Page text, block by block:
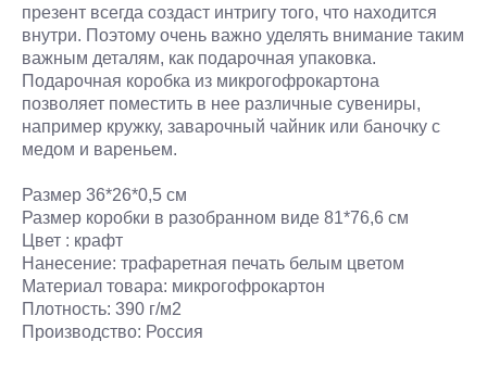
презент всегда создаст интригу того, что находится
внутри. Поэтому очень важно уделять внимание таким
важным деталям, как подарочная упаковка.
Подарочная коробка из микрогофрокартона
позволяет поместить в нее различные сувениры,
например кружку, заварочный чайник или баночку с
медом и вареньем.
Размер 36*26*0,5 см
Размер коробки в разобранном виде 81*76,6 см
Цвет : крафт
Нанесение: трафаретная печать белым цветом
Материал товара: микрогофрокартон
Плотность: 390 г/м2
Производство: Россия